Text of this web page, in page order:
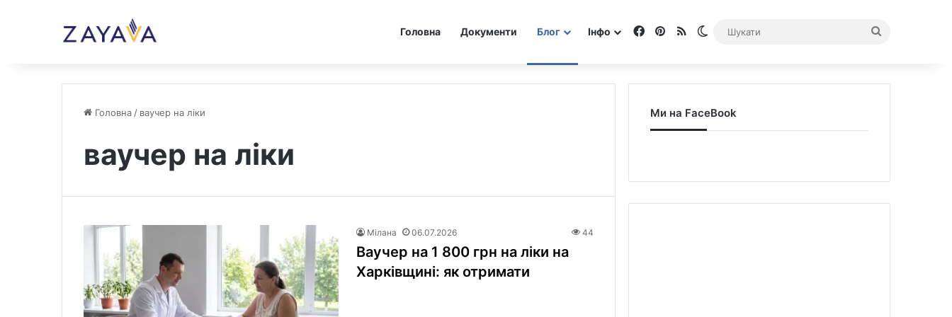
Головна Документи Блог Інфо Facebook
Pinterest
RSS Switch skin
Головна / ваучер на ліки
ваучер на ліки
Мілана 06.07.2026 44
Ваучер на 1 800 грн на ліки на
Харківщині: як отримати
Ми на FaceBook